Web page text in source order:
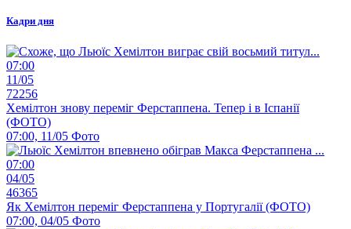
Кадри дня
07:00
11/05
72256
Хемілтон знову переміг Ферстаппена. Тепер і в Іспанії
(ФОТО)
07:00, 11/05 Фото
07:00
04/05
46365
Як Хемілтон переміг Ферстаппена у Португалії (ФОТО)
07:00, 04/05 Фото